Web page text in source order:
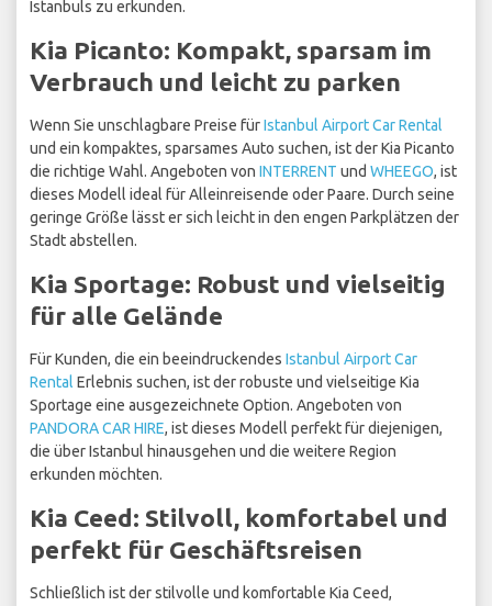
Istanbuls zu erkunden.
Kia Picanto: Kompakt, sparsam im
Verbrauch und leicht zu parken
Wenn Sie unschlagbare Preise fürIstanbul Airport Car Rental
und ein kompaktes, sparsames Auto suchen, ist der Kia Picanto
die richtige Wahl. Angeboten von INTERRENT und WHEEGO, ist
dieses Modell ideal für Alleinreisende oder Paare. Durch seine
geringe Größe lässt er sich leicht in den engen Parkplätzen der
Stadt abstellen.
Kia Sportage: Robust und vielseitig
für alle Gelände
Für Kunden, die ein beeindruckendes Istanbul Airport Car
Rental Erlebnis suchen, ist der robuste und vielseitige Kia
Sportage eine ausgezeichnete Option. Angeboten von
PANDORA CAR HIRE, ist dieses Modell perfekt für diejenigen,
die über Istanbul hinausgehen und die weitere Region
erkunden möchten.
Kia Ceed: Stilvoll, komfortabel und
perfekt für Geschäftsreisen
Schließlich ist der stilvolle und komfortable Kia Ceed,